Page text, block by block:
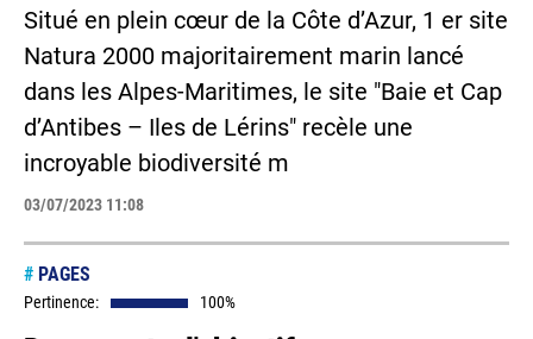
Situé en plein cœur de la Côte d’Azur, 1 er site
Natura 2000 majoritairement marin lancé
dans les Alpes-Maritimes, le site "Baie et Cap
d’Antibes – Iles de Lérins" recèle une
incroyable biodiversité m
03/07/2023 11:08
# PAGES
Pertinence: 100%